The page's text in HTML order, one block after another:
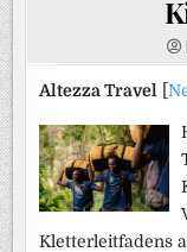
Altezza Travel [
Kletterleitfadens